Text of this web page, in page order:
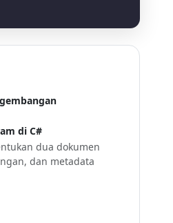
di C#
dua dokumen
dan metadata